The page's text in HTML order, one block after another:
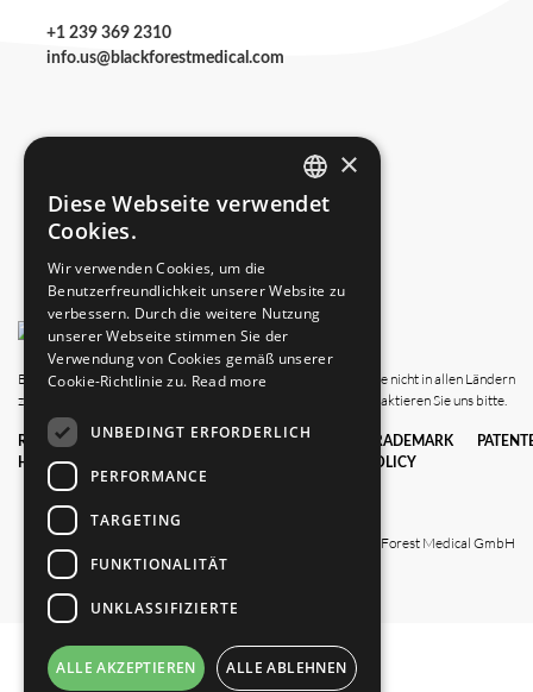
+1 239 369 2310
info.us@blackforestmedical.com
Bitte beachten Sie, dass diese Website auch Produkte zeigt, die nicht in allen Ländern
zugelassen sind. Wegen der Verfügbarkeit in Ihrem Land kontaktieren Sie uns bitte.
RECHTLICHE
HINWEISE
DATENSCHUTZ
GESCHÄFTS­
TRADEMARK
POLICY
© 2025 Black Forest Medical GmbH
ENGLISH
×
Diese Webseite verwendet
Cookies.
Wir verwenden Cookies, um die
Benutzerfreundlichkeit unserer Website zu
verbessern. Durch die weitere Nutzung
unserer Webseite stimmen Sie der
Verwendung von Cookies gemäß unserer
Cookie-Richtlinie zu. Read more
UNBEDINGT ERFORDERLICH
PERFORMANCE
TARGETING
FUNKTIONALITÄT
UNKLASSIFIZIERTE
ALLE AKZEPTIEREN ALLE ABLEHNEN